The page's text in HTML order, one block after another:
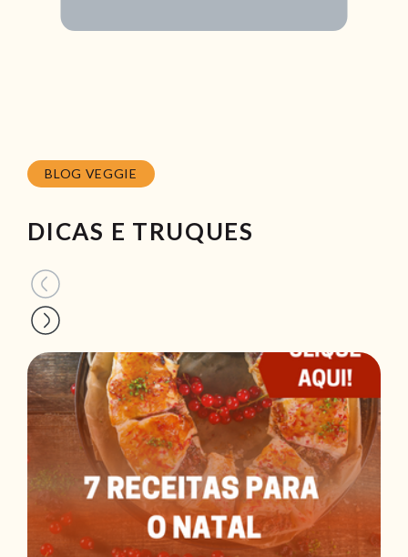
BLOG VEGGIE
DICAS E TRUQUES